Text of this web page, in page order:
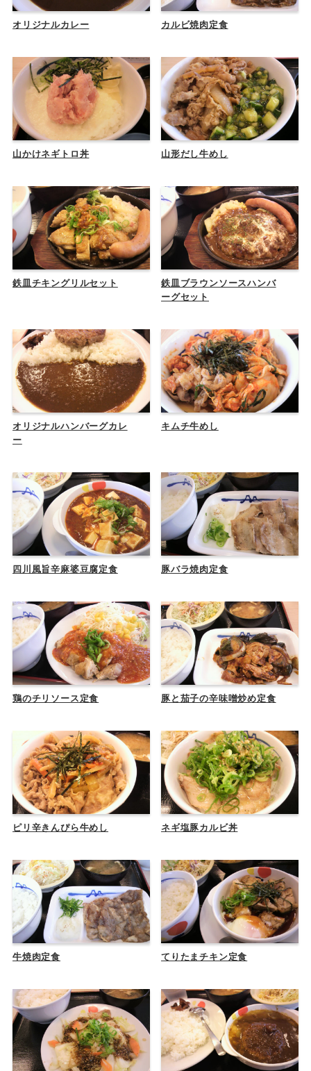
オリジナルカレー カルビ焼肉定食
山かけネギトロ丼 山形だし牛めし
鉄皿チキングリルセット
鉄皿ブラウンソースハンバ
ーグセット
オリジナルハンバーグカレ
ー
キムチ牛めし
四川風旨辛麻婆豆腐定食 豚バラ焼肉定食
鶏のチリソース定食 豚と茄子の辛味噌炒め定食
ピリ辛きんぴら牛めし ネギ塩豚カルビ丼
牛焼肉定食 てりたまチキン定食